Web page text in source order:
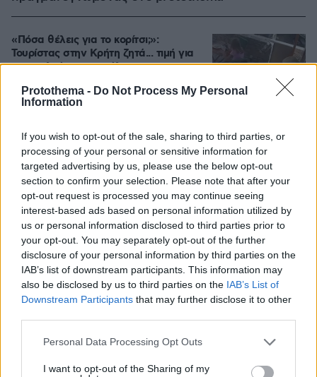
Protothema - Do Not Process My Personal
Information
If you wish to opt-out of the sale, sharing to third parties, or
processing of your personal or sensitive information for
targeted advertising by us, please use the below opt-out
section to confirm your selection. Please note that after your
opt-out request is processed you may continue seeing
interest-based ads based on personal information utilized by
us or personal information disclosed to third parties prior to
your opt-out. You may separately opt-out of the further
disclosure of your personal information by third parties on the
IAB’s list of downstream participants. This information may
also be disclosed by us to third parties on the IAB’s List of
Downstream Participants that may further disclose it to other
Please note that this website/app uses one or more Google
not limited to your visit or usage behaviour. You may click to
Personal Data Processing Opt Outs
I want to opt-out of the Sharing of my
«Πόσα θέλεις για το κορίτσι;»:
Τουρίστας στην Κρήτη ζητά... τιμή για
να ασελγήσει σε ανήλικη, τι
07.08.2026, 18:22
Ο «Δράκος» του Λονδίνου: 40χρονος
με προβλήματα όρασης σκότωνε και
βίαζε γυναίκες, η αστυνομία τον είχε
συλλάβει και τον άφησε ελεύθερο
07.08.2026, 22:54 61
Χωροταξικό για τον τουρισμό: Οι νέοι
κανόνες για επενδύσεις, Airbnb και